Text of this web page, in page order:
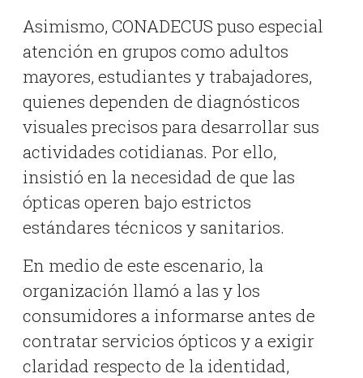
Asimismo, CONADECUS puso especial
atención en grupos como adultos
mayores, estudiantes y trabajadores,
quienes dependen de diagnósticos
visuales precisos para desarrollar sus
actividades cotidianas. Por ello,
insistió en la necesidad de que las
ópticas operen bajo estrictos
estándares técnicos y sanitarios.
En medio de este escenario, la
organización llamó a las y los
consumidores a informarse antes de
contratar servicios ópticos y a exigir
claridad respecto de la identidad,